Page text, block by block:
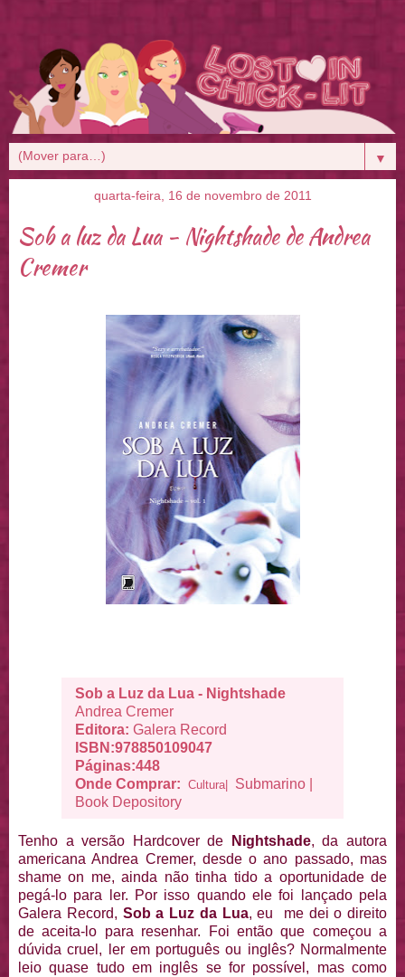
▼
quarta-feira, 16 de novembro de 2011
Sob a luz da Lua - Nightshade de Andrea
Cremer
Sob a Luz da Lua - Nightshade
Andrea Cremer
Editora: Galera Record
ISBN:978850109047
Páginas:448
Onde Comprar:
Cultura| Submarino
Book Depository
Tenho a versão Hardcover de Nightshade, da autora
americana Andrea Cremer, desde o ano passado, mas
shame on me, ainda não tinha tido a oportunidade de
pegá-lo para ler. Por isso quando ele foi lançado pela
Galera Record, Sob a Luz da Lua, eu me dei o direito
de aceita-lo para resenhar. Foi então que começou a
dúvida cruel, ler em português ou inglês? Normalmente
leio quase tudo em inglês se for possível, mas como